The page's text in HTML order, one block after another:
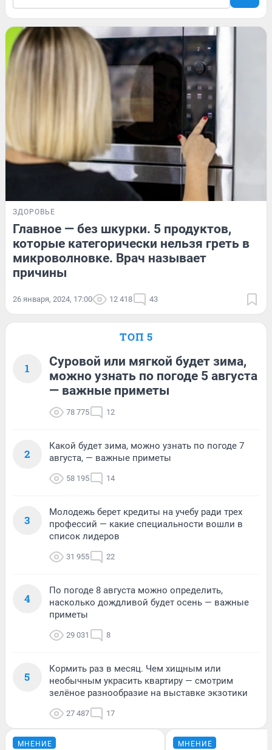
ЗДОРОВЬЕ
Главное — без шкурки. 5 продуктов,
которые категорически нельзя греть в
микроволновке. Врач называет
причины
26 января, 2024, 17:00 12 418 43
ТОП 5
1
Суровой или мягкой будет зима,
можно узнать по погоде 5 августа
— важные приметы
78 775 12
2
Какой будет зима, можно узнать по погоде 7
августа, — важные приметы
58 195 14
3
Молодежь берет кредиты на учебу ради трех
профессий — какие специальности вошли в
список лидеров
31 955 22
4
По погоде 8 августа можно определить,
насколько дождливой будет осень — важные
приметы
29 031 8
5
Кормить раз в месяц. Чем хищным или
необычным украсить квартиру — смотрим
зелёное разнообразие на выставке экзотики
27 487 17
МНЕНИЕ МНЕНИЕ